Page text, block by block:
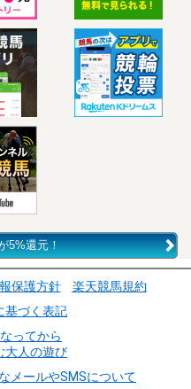
5%還元！
保護方針
楽天競馬規約
基づく表記
ってから
大人の遊び
メールやSMSについて